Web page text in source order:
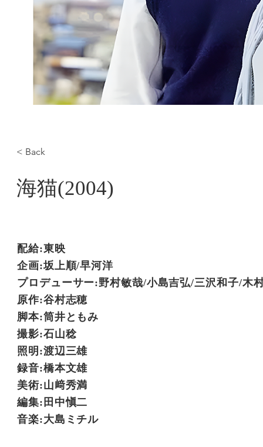
< Back
海猫(2004)
配給:東映
企画:坂上順/早河洋
プロデューサー:野村敏哉/小島吉弘/三沢和子/木
原作:谷村志穂
脚本:筒井ともみ
撮影:石山稔
照明:渡辺三雄
録音:橋本文雄
美術:山﨑秀満
編集:田中愼二
音楽:大島ミチル